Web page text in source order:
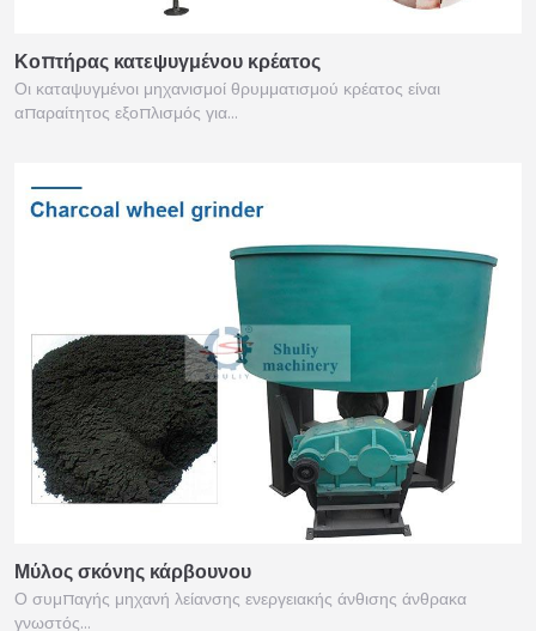
Κοπτήρας κατεψυγμένου κρέατος
Οι καταψυγμένοι μηχανισμοί θρυμματισμού κρέατος είναι
απαραίτητος εξοπλισμός για…
Μύλος σκόνης κάρβουνου
Ο συμπαγής μηχανή λείανσης ενεργειακής άνθισης άνθρακα
γνωστός…